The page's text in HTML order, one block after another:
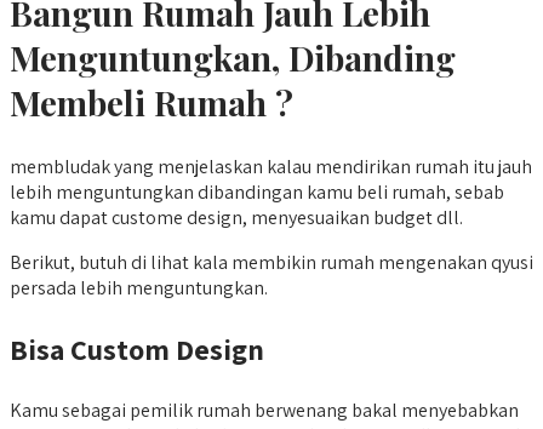
Bangun Rumah Jauh Lebih
Menguntungkan, Dibanding
Membeli Rumah ?
membludak yang menjelaskan kalau mendirikan rumah itu jauh
lebih menguntungkan dibandingan kamu beli rumah, sebab
kamu dapat custome design, menyesuaikan budget dll.
Berikut, butuh di lihat kala membikin rumah mengenakan qyusi
persada lebih menguntungkan.
Bisa Custom Design
Kamu sebagai pemilik rumah berwenang bakal menyebabkan